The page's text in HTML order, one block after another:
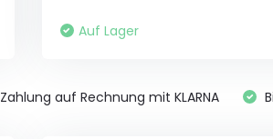
Auf Lager
Zahlung auf Rechnung mit KLARNA